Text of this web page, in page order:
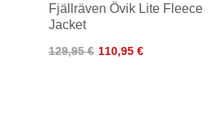
Fjällräven Övik Lite Fleece
Jacket
129,95 € 110,95 €